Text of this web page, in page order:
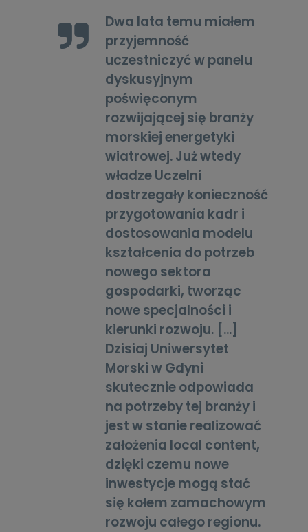
Dwa lata temu miałem
przyjemność
uczestniczyć w panelu
dyskusyjnym
poświęconym
rozwijającej się branży
morskiej energetyki
wiatrowej. Już wtedy
władze Uczelni
dostrzegały konieczność
przygotowania kadr i
dostosowania modelu
kształcenia do potrzeb
nowego sektora
gospodarki, tworząc
nowe specjalności i
kierunki rozwoju. [...]
Dzisiaj Uniwersytet
Morski w Gdyni
skutecznie odpowiada
na potrzeby tej branży i
jest w stanie realizować
założenia local content,
dzięki czemu nowe
inwestycje mogą stać
się kołem zamachowym
rozwoju całego regionu.